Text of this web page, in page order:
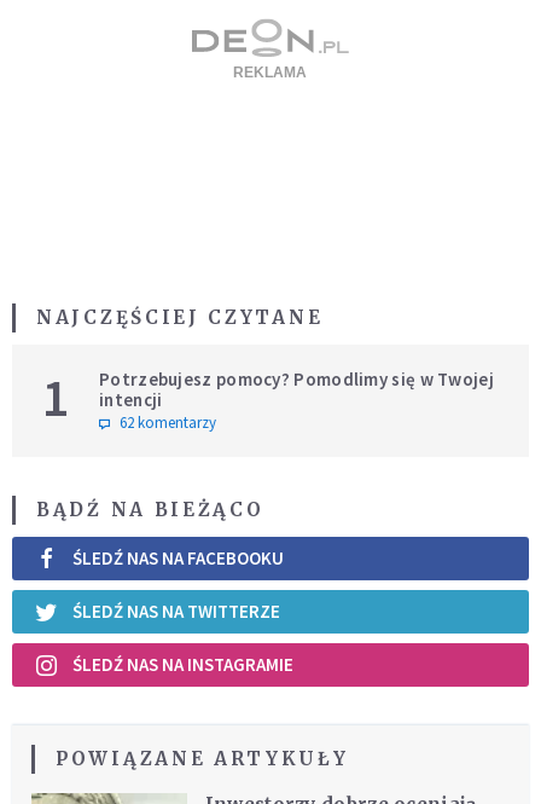
NAJCZĘŚCIEJ CZYTANE
1
Potrzebujesz pomocy? Pomodlimy się w Twojej
intencji
62 komentarzy
BĄDŹ NA BIEŻĄCO
ŚLEDŹ NAS NA FACEBOOKU
ŚLEDŹ NAS NA TWITTERZE
ŚLEDŹ NAS NA INSTAGRAMIE
POWIĄZANE ARTYKUŁY